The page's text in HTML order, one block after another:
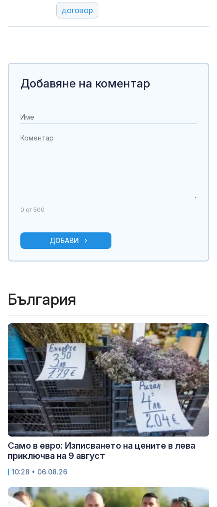
договор
Добавяне на коментар
0 от 500
ДОБАВИ
България
Само в евро: Изписването на цените в лева
приключва на 9 август
10:28 • 06.08.26